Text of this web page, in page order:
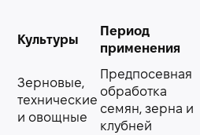
Культуры
Период
применения
Зерновые,
технические
и овощные
Предпосевная
обработка
семян, зерна и
клубней